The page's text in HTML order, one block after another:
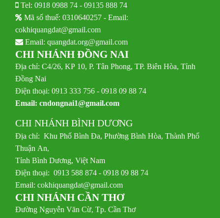
Tel:0918 0988 74 -09135 888 74
Mã số thuế: 0310640257 - Email:
cokhiquangdat@gmail.com
Email:quangdat.org@gmail.com
CHI NHÁNH ĐỒNG NAI
Địa chỉ: C4/26, KP 10, P. Tân Phong, TP. Biên Hòa, Tỉnh
Đồng Nai
Điện thoại: 0913 333 756 - 0918 09 88 74
Email:cndongnai1@gmail.com
CHI NHÁNH BÌNH DƯƠNG
Địa chỉ: Khu Phố Bình Đa, Phường Bình Hòa, Thành Phố
Thuận An,
Tỉnh Bình Dương, Việt Nam
Điện thoại: 0913 588 874 - 0918 09 88 74
Email:cokhiquangdat@gmail.com
CHI NHÁNH CẦN THƠ
Đường Nguyễn Văn Cừ, Tp. Cần Thơ